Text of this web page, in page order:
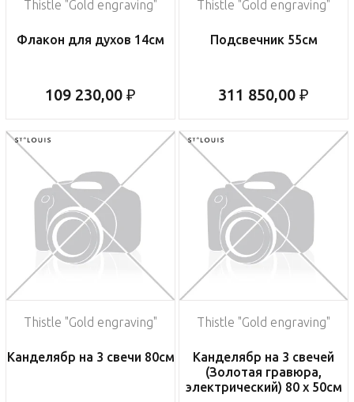
Thistle "Gold engraving"
Флакон для духов 14см
109 230,00 ₽
Thistle "Gold engraving"
Подсвечник 55см
311 850,00 ₽
Thistle "Gold engraving"
Канделябр на 3 свечи 80см
Thistle "Gold engraving"
Канделябр на 3 свечей
(Золотая гравюра,
электрический) 80 x 50см